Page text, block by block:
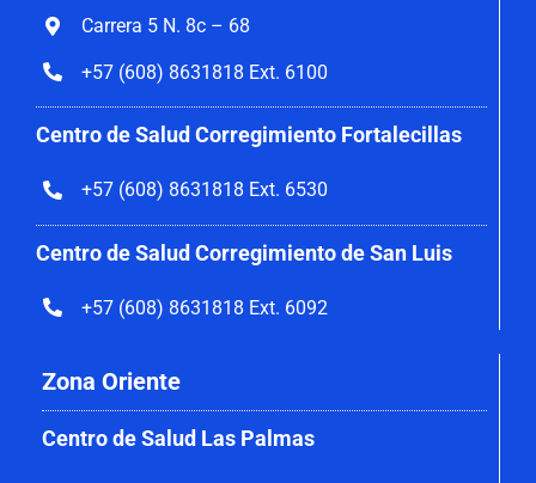
Carrera 5 N. 8c – 68
+57 (608) 8631818 Ext. 6100
Centro de Salud Corregimiento Fortalecillas
+57 (608) 8631818 Ext. 6530
Centro de Salud Corregimiento de San Luis
+57 (608) 8631818 Ext. 6092
Zona Oriente
Centro de Salud Las Palmas